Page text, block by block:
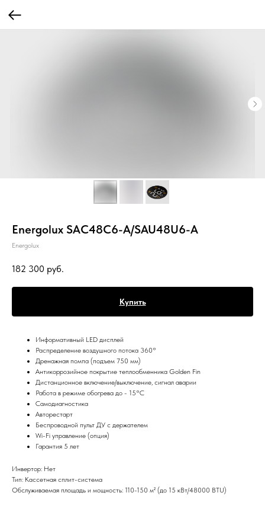
Energolux SAC48С6-A/SAU48U6-A
Energolux
182 300 руб.
Купить
Информативный LED дисплей
Распределение воздушного потока 360°
Дренажная помпа (подъем 750 мм)
Антикоррозийное покрытие теплообменника Golden Fin
Дистанционное включение/выключение, сигнал аварии
Работа в режиме обогрева до - 15°C
Самодиагностика
Авторестарт
Беспроводной пульт ДУ с держателем
Wi-Fi управление (опция)
Гарантия 5 лет
Инвертор: Нет
Тип: Кассетная сплит-система
Обслуживаемая площадь и мощность: 110-150 м² (до 15 кВт/48000 BTU)